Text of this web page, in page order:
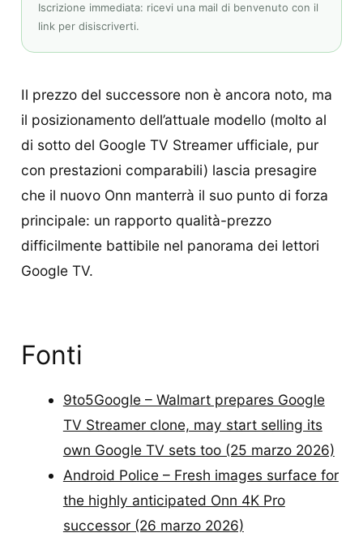
Iscrizione immediata: ricevi una mail di benvenuto con il
link per disiscriverti.
Il prezzo del successore non è ancora noto, ma
il posizionamento dell’attuale modello (molto al
di sotto del Google TV Streamer ufficiale, pur
con prestazioni comparabili) lascia presagire
che il nuovo Onn manterrà il suo punto di forza
principale: un rapporto qualità-prezzo
difficilmente battibile nel panorama dei lettori
Google TV.
Fonti
9to5Google – Walmart prepares Google
TV Streamer clone, may start selling its
own Google TV sets too (25 marzo 2026)
Android Police – Fresh images surface for
the highly anticipated Onn 4K Pro
successor (26 marzo 2026)